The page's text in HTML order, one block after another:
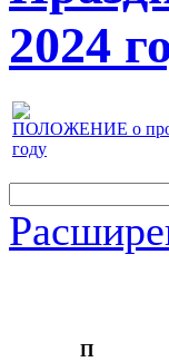
2024
ПОЛОЖЕНИЕ о
году
П